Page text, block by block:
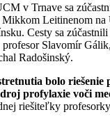
v Trnave sa
Mikkom Leitinenom na
Cesty sa
Slavomír
Radošinský.
bolo riešenie
profylaxie voči
riešiteľky